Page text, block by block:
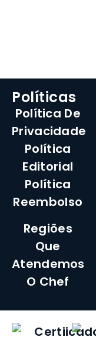
Políticas
Política De
Privacidade
Política
Editorial
Política
Reembolso
Regiões
Que
Atendemos
O Chef